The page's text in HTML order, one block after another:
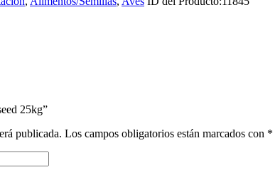
25kg”
publicada. Los campos obligatorios están marcados con *